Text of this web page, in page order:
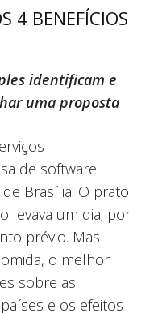
4 BENEFÍCIOS
identificam e
uma proposta
de software
Brasília. O prato
levava um dia; por
prévio. Mas
o melhor
sobre as
e os efeitos